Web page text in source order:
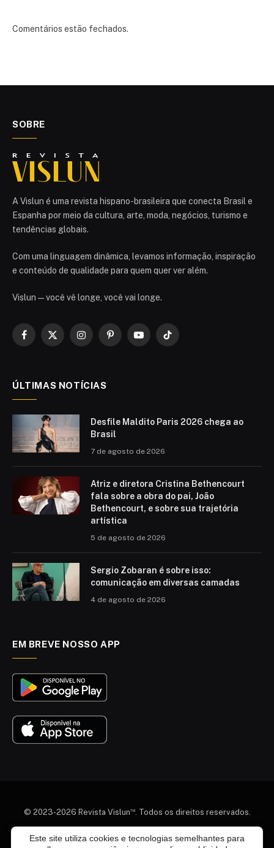
Este site utiliza cookies e tecnologias semelhantes para
Comentários estão fechados.
SOBRE
A Vislun é uma revista hispano-brasileira que conecta Brasil e
Espanha por meio da cultura, arte, moda, negócios, turismo e
tendências globais.
Com uma linguagem dinâmica, levamos informação, inspiração
e conteúdo de qualidade para quem quer ver além.
Vislun — você vê longe, você vai longe.
Facebook
X
InstagramPinterestYouTubeTikTok
ÚLTIMAS NOTÍCIAS
Desfile Maldito Paris 2026 chega ao
Brasil
7 de agosto de 2026
Atriz e diretora Cristina Bethencourt
fala sobre a obra do pai, João
Bethencourt, e sobre sua trajetória
artística
5 de agosto de 2026
Sergio Zobaran é sobre isso:
comunicação em diversas camadas
4 de agosto de 2026
EM BREVE NOSSO APP
© 2023-2026 Revista Vislun™. Todos os direitos reservados.
Quem somos Colaboradores Agenda Cultural